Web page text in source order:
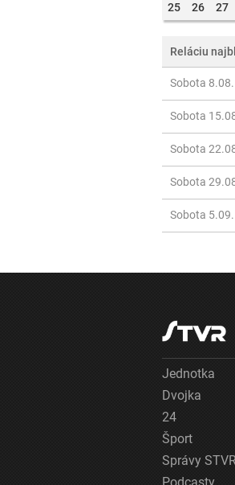
25
26 27
Reláciu
Sobota 8.08.
Sobota
Sobota
Sobota
Sobota 5.09.
Jednotka
Dvojka
24
Šport
Správy